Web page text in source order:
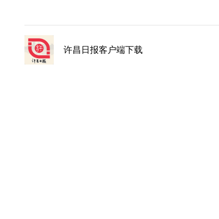
许昌日报客户端下载